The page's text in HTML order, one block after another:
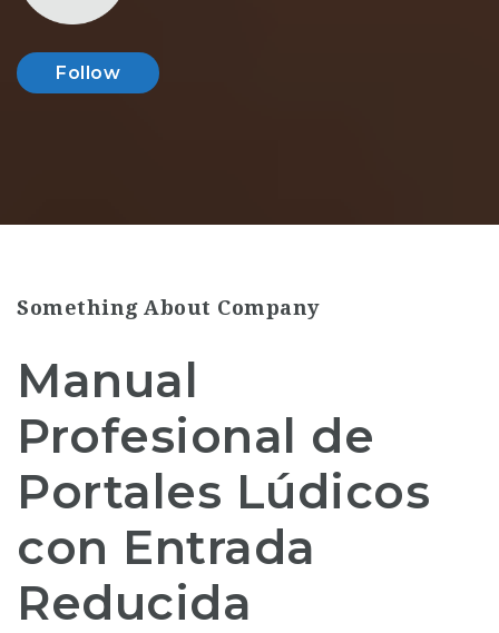
Follow
Something About Company
Manual
Profesional de
Portales Lúdicos
con Entrada
Reducida